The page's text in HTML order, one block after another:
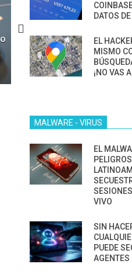
13 TÉCNICAS
RIDÍCULAMENTE FÁCILES
PARA HACKEAR Y EXPLOTAR
NAVEGADORES DE IA
AGÉNTICA
DATOS
EL
MISMO
¡NO VAS
MALWARE - VIRUS
EL
VIVO
SIN
PUEDE
AGENTES